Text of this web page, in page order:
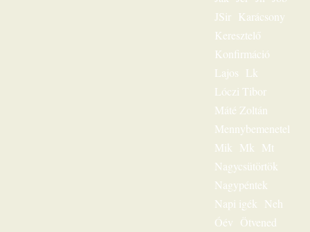
JSir Karácsony
Keresztelő
Konfirmáció
Lajos Lk
Lóczi Tibor
Máté Zoltán
Mennybemenetel
Mik Mk Mt
Nagycsütörtök
Nagypéntek
Napi igék Neh
Óév Ötvened